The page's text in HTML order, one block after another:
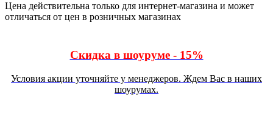
Цена действительна только для интернет-магазина и может
отличаться от цен в розничных магазинах
Скидка в шоуруме - 15%
Условия акции уточняйте у менеджеров. Ждем Вас в наших
шоурумах.